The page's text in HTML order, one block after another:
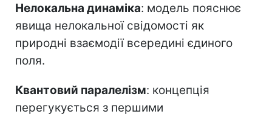
Нелокальна динаміка: модель пояснює
явища нелокальної свідомості як
природні взаємодії всередині єдиного
поля.
Квантовий паралелізм: концепція
перегукується з першими